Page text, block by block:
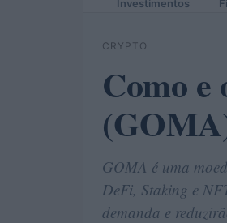
Investimentos
CRYPTO
Como
GOMA é uma
DeFi, Staking e
demanda e